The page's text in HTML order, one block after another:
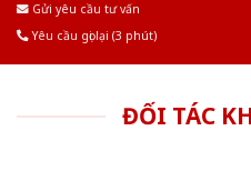
Gửi yêu cầu tư vấn
Yêu cầu gọi lại (3 phút)
ĐỐI TÁC